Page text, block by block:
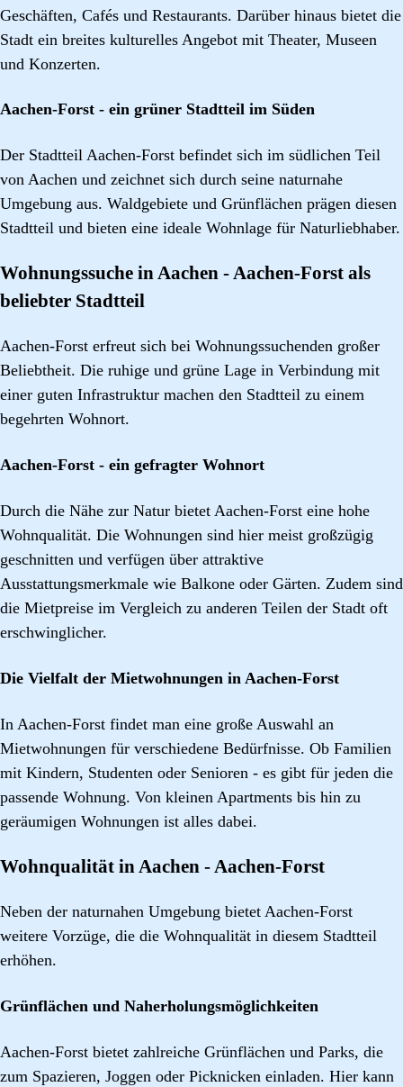
Geschäften, Cafés und Restaurants. Darüber hinaus bietet die
Stadt ein breites kulturelles Angebot mit Theater, Museen
und Konzerten.
Aachen-Forst - ein grüner Stadtteil im Süden
Der Stadtteil Aachen-Forst befindet sich im südlichen Teil
von Aachen und zeichnet sich durch seine naturnahe
Umgebung aus. Waldgebiete und Grünflächen prägen diesen
Stadtteil und bieten eine ideale Wohnlage für Naturliebhaber.
Wohnungssuche in Aachen - Aachen-Forst als
beliebter Stadtteil
Aachen-Forst erfreut sich bei Wohnungssuchenden großer
Beliebtheit. Die ruhige und grüne Lage in Verbindung mit
einer guten Infrastruktur machen den Stadtteil zu einem
begehrten Wohnort.
Aachen-Forst - ein gefragter Wohnort
Durch die Nähe zur Natur bietet Aachen-Forst eine hohe
Wohnqualität. Die Wohnungen sind hier meist großzügig
geschnitten und verfügen über attraktive
Ausstattungsmerkmale wie Balkone oder Gärten. Zudem sind
die Mietpreise im Vergleich zu anderen Teilen der Stadt oft
erschwinglicher.
Die Vielfalt der Mietwohnungen in Aachen-Forst
In Aachen-Forst findet man eine große Auswahl an
Mietwohnungen für verschiedene Bedürfnisse. Ob Familien
mit Kindern, Studenten oder Senioren - es gibt für jeden die
passende Wohnung. Von kleinen Apartments bis hin zu
geräumigen Wohnungen ist alles dabei.
Wohnqualität in Aachen - Aachen-Forst
Neben der naturnahen Umgebung bietet Aachen-Forst
weitere Vorzüge, die die Wohnqualität in diesem Stadtteil
erhöhen.
Grünflächen und Naherholungsmöglichkeiten
Aachen-Forst bietet zahlreiche Grünflächen und Parks, die
zum Spazieren, Joggen oder Picknicken einladen. Hier kann